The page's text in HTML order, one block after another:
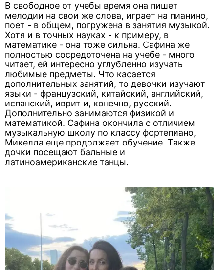
В свободное от учебы время она пишет
мелодии на свои же слова, играет на пианино,
поет - в общем, погружена в занятия музыкой.
Хотя и в точных науках - к примеру, в
математике - она тоже сильна. Сафина же
полностью сосредоточена на учебе - много
читает, ей интересно углубленно изучать
любимые предметы. Что касается
дополнительных занятий, то девочки изучают
языки - французский, китайский, английский,
испанский, иврит и, конечно, русский.
Дополнительно занимаются физикой и
математикой. Сафина окончила с отличием
музыкальную школу по классу фортепиано,
Микелла еще продолжает обучение. Также
дочки посещают бальные и
латиноамериканские танцы.